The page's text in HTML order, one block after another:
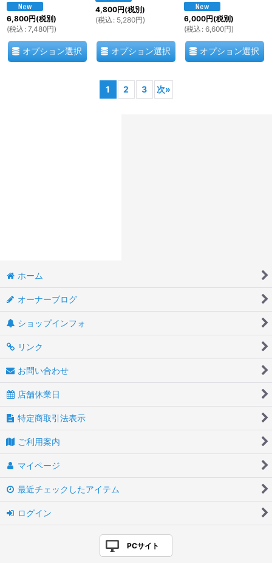
6,800円(税別)
(税込 : 7,480円)
オプション選択
4,800円(税別)
(税込 : 5,280円)
オプション選択
6,000円(税別)
(税込 : 6,600円)
オプション選択
1 2 3 次»
ホーム
オーナーブログ
ショップインフォ
リンク
お問い合わせ
店舗休業日
特定商取引法表示
ご利用案内
マイページ
最近チェックしたアイテム
ログイン
PCサイト